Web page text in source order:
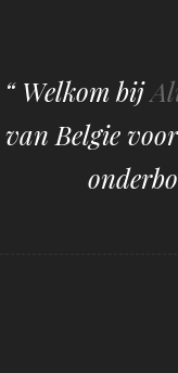
“ Welkom bij
van Belgie